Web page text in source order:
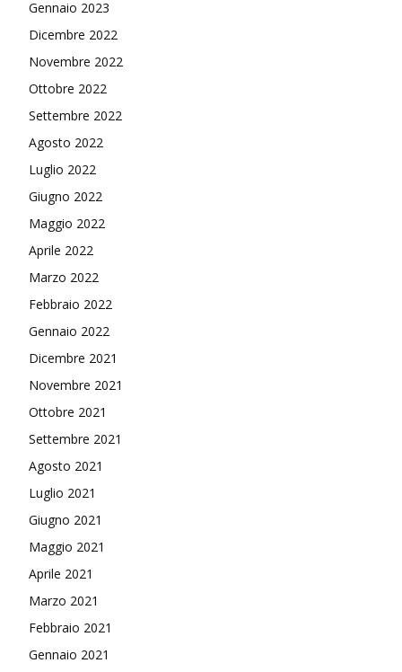
Gennaio 2023
Dicembre 2022
Novembre 2022
Ottobre 2022
Settembre 2022
Agosto 2022
Luglio 2022
Giugno 2022
Maggio 2022
Aprile 2022
Marzo 2022
Febbraio 2022
Gennaio 2022
Dicembre 2021
Novembre 2021
Ottobre 2021
Settembre 2021
Agosto 2021
Luglio 2021
Giugno 2021
Maggio 2021
Aprile 2021
Marzo 2021
Febbraio 2021
Gennaio 2021